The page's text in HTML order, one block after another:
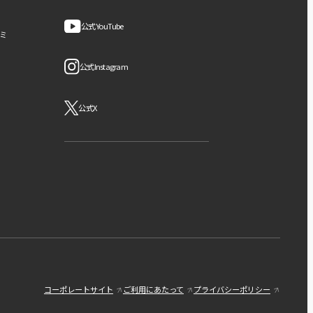
公式YouTube
公式Instagram
公式X
コーポレートサイト ご利用にあたって プライバシーポリシー